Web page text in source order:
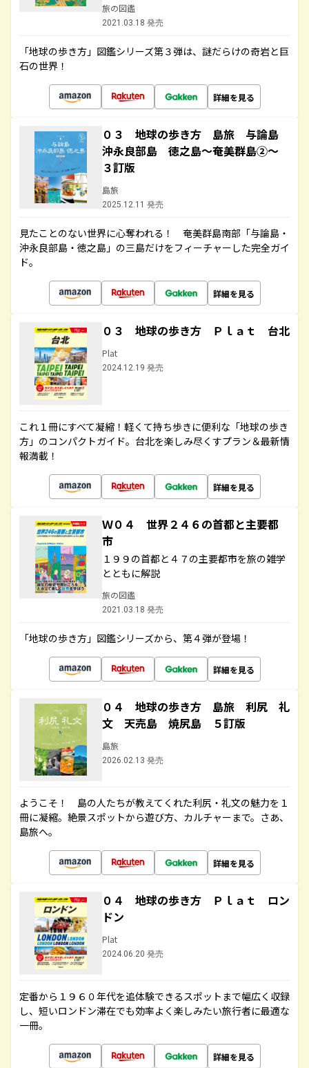
旅の図鑑
2021.03.18 発売
「地球の歩き方」図鑑シリーズ第３弾は、謎だらけの奇岩と巨
石の世界！
詳細を見る
０３ 地球の歩き方 島旅 与論島
沖永良部島 徳之島～奄美群島②～
３訂版
島旅
2025.12.11 発売
見たことのない世界に心奪われる！ 奄美群島南部「与論島・
沖永良部島・徳之島」の三島だけをフィーチャーした完全ガイ
ド。
詳細を見る
０３ 地球の歩き方 Ｐｌａｔ 台北
Plat
2024.12.19 発売
これ１冊にすべて凝縮！軽くて持ち歩きに便利な「地球の歩き
方」のコンパクトガイド。台北を楽しみ尽くすプラン＆最新情
報満載！
詳細を見る
Ｗ０４ 世界２４６の首都と主要都
市
１９９の首都と４７の主要都市を旅の雑学
とともに解説
旅の図鑑
2021.03.18 発売
「地球の歩き方」図鑑シリーズから、第４弾が登場！
詳細を見る
０４ 地球の歩き方 島旅 利尻 礼
文 天売島 焼尻島 ５訂版
島旅
2026.02.13 発売
ようこそ！ 島の人たちが教えてくれた利尻・礼文の魅力を１
冊に凝縮。絶景スポットから遊び方、カルチャーまで。さあ、
島旅へ。
詳細を見る
０４ 地球の歩き方 Ｐｌａｔ ロン
ドン
Plat
2024.06.20 発売
定番から１９６０年代を追体験できるスポットまで幅広く収録
し、短いロンドン滞在でも効率よく楽しみたい旅行者に最適な
一冊。
詳細を見る